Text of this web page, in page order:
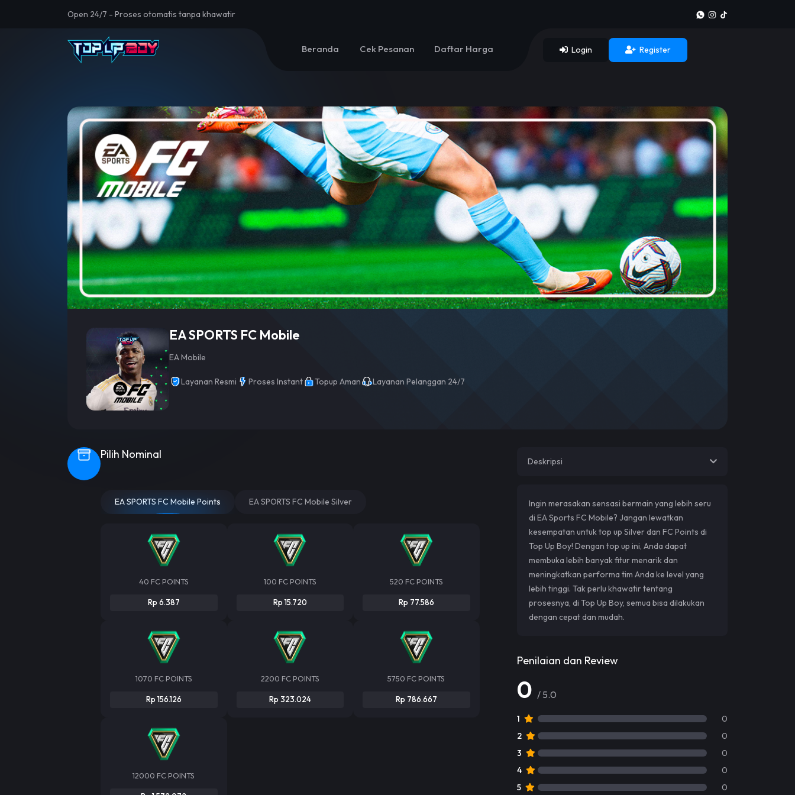
Open 24/7 - Proses otomatis tanpa khawatir
Beranda Cek Pesanan Daftar Harga Login Register
EA SPORTS FC Mobile
EA Mobile
Layanan Resmi Proses Instant Topup Aman Layanan Pelanggan 24/7
Pilih Nominal
EA SPORTS FC Mobile Points EA SPORTS FC Mobile Silver
40 FC POINTS
Rp 6.387
100 FC POINTS
Rp 15.720
520 FC POINTS
Rp 77.586
1070 FC POINTS
Rp 156.126
2200 FC POINTS
Rp 323.024
5750 FC POINTS
Rp 786.667
12000 FC POINTS
Deskripsi
Ingin merasakan sensasi bermain yang lebih seru
di EA Sports FC Mobile? Jangan lewatkan
kesempatan untuk top up Silver dan FC Points di
Top Up Boy! Dengan top up ini, Anda dapat
membuka lebih banyak fitur menarik dan
meningkatkan performa tim Anda ke level yang
lebih tinggi. Tak perlu khawatir tentang
prosesnya, di Top Up Boy, semua bisa dilakukan
dengan cepat dan mudah.
Penilaian dan Review
0 / 5.0
1
0
2
0
3
0
4
0
5
0